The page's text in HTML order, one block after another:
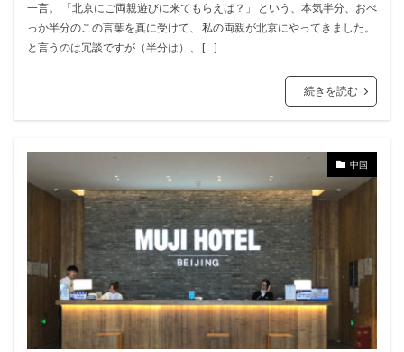
一言。 「北京にご両親遊びに来てもらえば？」 という、本気半分、おべ
っか半分のこの言葉を真に受けて、 私の両親が北京にやってきました。
と言うのは冗談ですが（半分は）、 […]
続きを読む
中国